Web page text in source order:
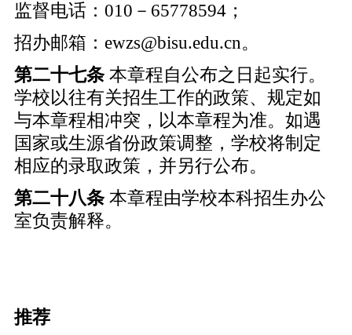
监督电话：010－65778594；
招办邮箱： ewzs@bisu.edu.cn。
第二十七条本章程自公布之日起实行。
学校以往有关招生工作的政策、规定如
与本章程相冲突，以本章程为准。如遇
国家或生源省份政策调整，学校将制定
相应的录取政策，并另行公布。
第二十八条本章程由学校本科招生办公
室负责解释。
推荐